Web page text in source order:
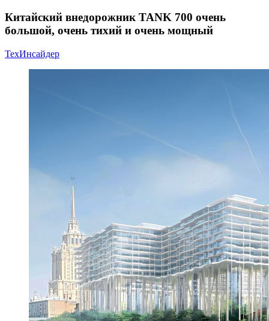
Китайский внедорожник TANK 700 очень
большой, очень тихий и очень мощный
ТехИнсайдер